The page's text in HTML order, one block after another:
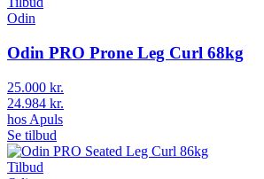
Odin
Odin PRO Prone Leg Curl 68kg
25.000 kr.
24.984 kr.
hos Apuls
Se tilbud
Tilbud